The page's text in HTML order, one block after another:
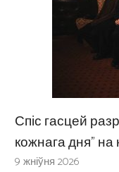
Спіс гасцей
кожнага дня” на
9 жніўня 2026